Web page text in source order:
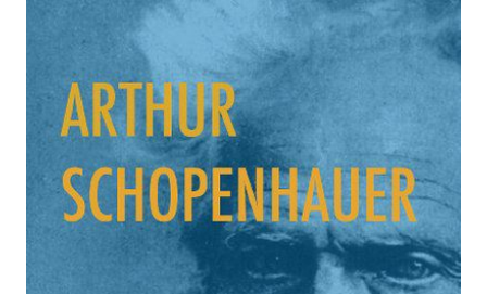
Die Kunst, Recht zu behalten
Zur Wunschliste hinzufügen
VonArthur Schopenhauer
Verlag: Omnium 15.10.2013
56 Seiten